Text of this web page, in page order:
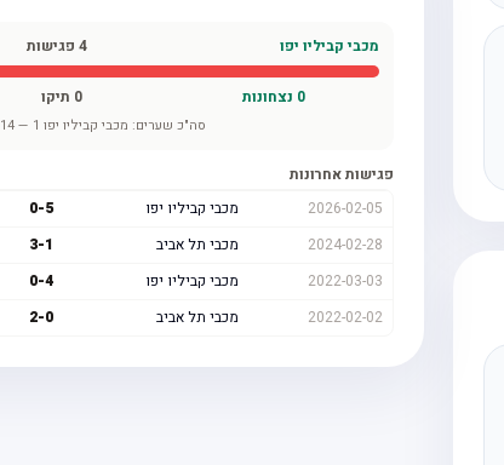
מכבי קביליו יפו 4 פגישות
0 נצחונות 0 תיקו
סה"כ שערים: מכבי קביליו יפו 1
—
14
פגישות אחרונות
2026-02-05
מכבי קביליו יפו 0-5
2024-02-28
מכבי תל אביב 3-1
2022-03-03
מכבי קביליו יפו 0-4
2022-02-02
מכבי תל אביב 2-0